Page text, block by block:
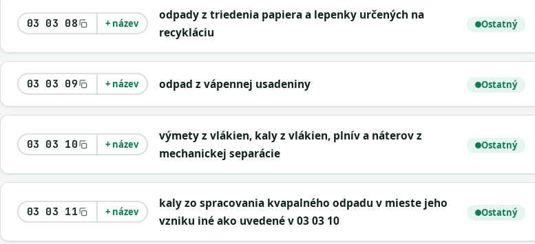
03 03 08 + název
odpady z triedenia papiera a lepenky určených na
recykláciu
Ostatný
03 03 09 + název odpad z vápennej usadeniny Ostatný
03 03 10 + název
výmety z vlákien, kaly z vlákien, plnív a náterov z
mechanickej separácie
Ostatný
03 03 11 + název
kaly zo spracovania kvapalného odpadu v mieste jeho
vzniku iné ako uvedené v 03 03 10
Ostatný